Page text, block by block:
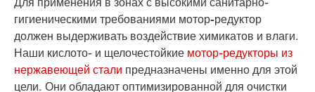
гигиеническими требованиями мотор-редуктор
должен выдерживать воздействие химикатов и влаги.
Наши кислото- и щелочестойкие мотор-редукторы из
нержавеющей стали предназначены именно для этой
цели. Они обладают оптимизированной для очистки